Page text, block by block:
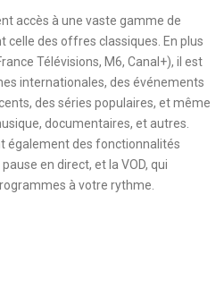
accès à une vaste gamme de
celle des offres classiques. En plus
Télévisions, M6, Canal+), il est
internationales, des événements
des séries populaires, et même
documentaires, et autres.
également des fonctionnalités
en direct, et la VOD, qui
à votre rythme.